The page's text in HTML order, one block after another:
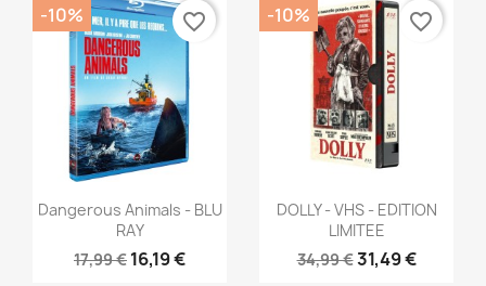
Aperçu rapide
Dangerous Animals - BLU
RAY
17,99 € 16,19 €
-10% favorite_border
 Aperçu rapide
DOLLY - VHS - EDITION
LIMITEE
34,99 €31,49 €
-10% favorite_border